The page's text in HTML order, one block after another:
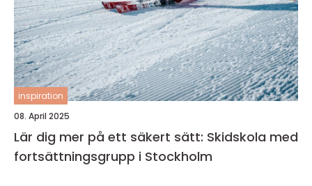
inspiration
08. April 2025
Lär dig mer på ett säkert sätt: Skidskola med
fortsättningsgrupp i Stockholm